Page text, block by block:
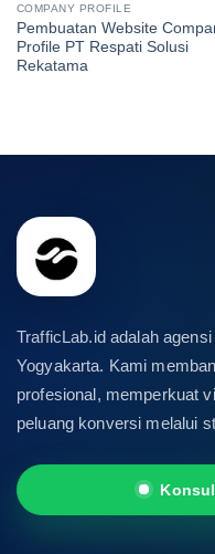
COMPANY PROFILE
Pembuatan Website
Profile PT Respati Solusi
Rekatama
TrafficLab.id adalah
Yogyakarta. Kami
profesional, memperkuat
peluang konversi melalui